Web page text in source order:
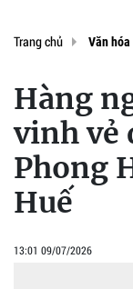
Trang chủ Văn hóa
Hàng
vinh vẻ
Phong
Huế
13:01 09/07/2026